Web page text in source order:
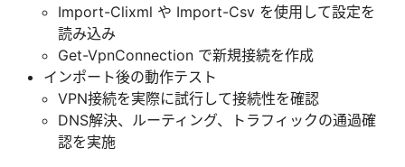
Import-Clixml や Import-Csv を使用して設定を
読み込み
Get-VpnConnection で新規接続を作成
インポート後の動作テスト
VPN接続を実際に試行して接続性を確認
DNS解決、ルーティング、トラフィックの通過確
認を実施